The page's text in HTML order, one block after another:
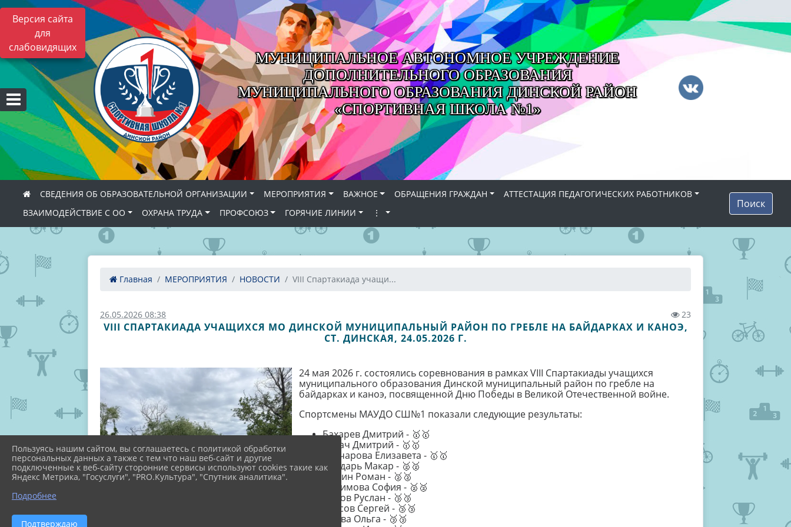
Версия сайта
для
слабовидящих
МУНИЦИПАЛЬНОЕ АВТОНОМНОЕ УЧРЕЖДЕНИЕ
ДОПОЛНИТЕЛЬНОГО ОБРАЗОВАНИЯ
МУНИЦИПАЛЬНОГО ОБРАЗОВАНИЯ ДИНСКОЙ РАЙОН
«СПОРТИВНАЯ ШКОЛА №1»
СВЕДЕНИЯ ОБ ОБРАЗОВАТЕЛЬНОЙ ОРГАНИЗАЦИИ МЕРОПРИЯТИЯ ВАЖНОЕ ОБРАЩЕНИЯ ГРАЖДАН
АТТЕСТАЦИЯ ПЕДАГОГИЧЕСКИХ РАБОТНИКОВ
ВЗАИМОДЕЙСТВИЕ С ОО
ОХРАНА ТРУДА ПРОФСОЮЗ ГОРЯЧИЕ ЛИНИИ ⋮
Поиск
Главная МЕРОПРИЯТИЯ НОВОСТИ VIII Спартакиада учащи...
26.05.2026 08:38 23
VIII СПАРТАКИАДА УЧАЩИХСЯ МО ДИНСКОЙ МУНИЦИПАЛЬНЫЙ РАЙОН ПО ГРЕБЛЕ НА БАЙДАРКАХ И КАНОЭ,
СТ. ДИНСКАЯ, 24.05.2026 Г.
24 мая 2026 г. состоялись соревнования в рамках VIII Спартакиады учащихся
муниципального образования Динской муниципальный район по гребле на
байдарках и каноэ, посвященной Дню Победы в Великой Отечественной войне.
Спортсмены МАУДО СШ№1 показали следующие результаты:
Бахарев Дмитрий - 🥇🥇
Косач Дмитрий - 🥇🥇
Гончарова Елизавета - 🥇🥇
Бондарь Макар - 🥈🥈
Цыкин Роман - 🥈🥈
Абоимова София - 🥈🥈
Рыков Руслан - 🥉🥉
Власов Сергей - 🥉🥉
Ежова Ольга - 🥉🥉
Пользуясь нашим сайтом, вы соглашаетесь с политикой обработки
персональных данных а также с тем что наш веб-сайт и другие
подключенные к веб-сайту сторонние сервисы используют cookies такие как
Яндекс Метрика, "Госуслуги", "PRO.Культура", "Спутник аналитика".
Подробнее
Подтверждаю